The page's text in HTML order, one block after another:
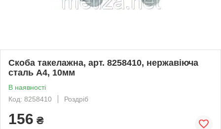
Скоба такелажна, арт. 8258410, нержавіюча
сталь А4, 10мм
В наявності
Код: 8258410
Роздріб
156 ₴